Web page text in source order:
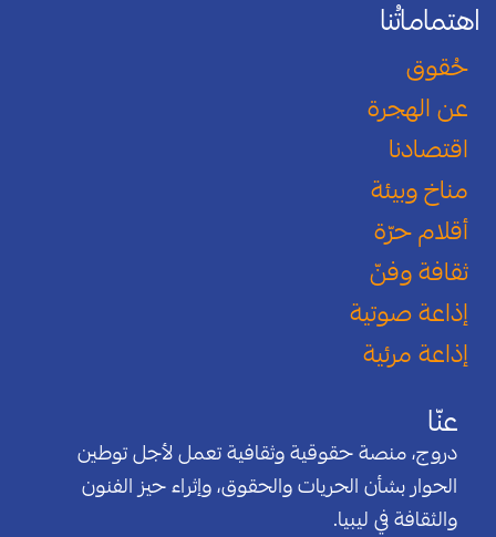
اهتماماتُنا
حُقوق
عن الهجرة
اقتصادنا
مناخ وبيئة
أقلام حرّة
ثقافة وفنّ
إذاعة صوتية
إذاعة مرئية
عنّا
دروج، منصة حقوقية وثقافية تعمل لأجل توطين
الحوار بشأن الحريات والحقوق، وإثراء حيز الفنون
والثقافة في ليبيا.